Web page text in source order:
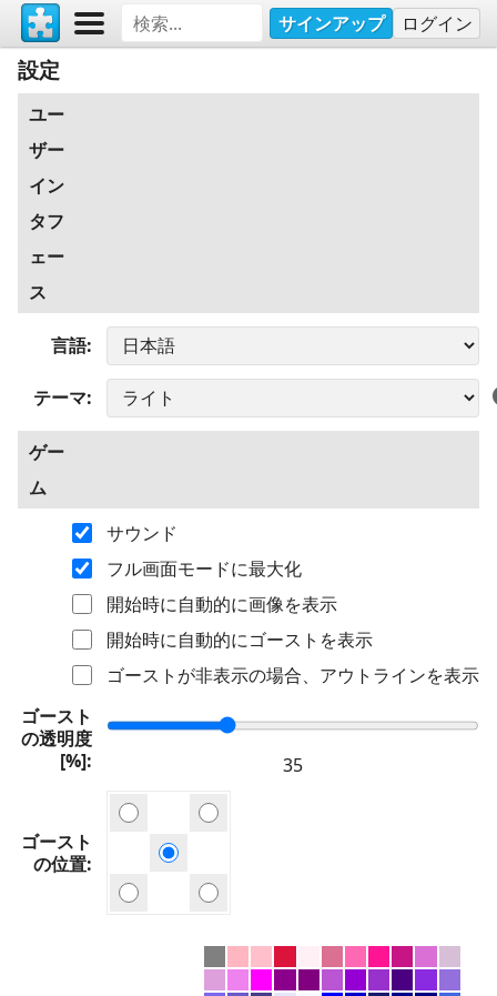
サインアップ ログイン
設定
ユー
ザー
イン
タフ
ェー
ス
言語
テーマ
ゲー
ム
サウンド
フル画面モードに最大化
開始時に自動的に画像を表示
開始時に自動的にゴーストを表示
ゴーストが非表示の場合、アウトラインを表示
ゴースト
の透明度
[%]
ゴースト
の位置